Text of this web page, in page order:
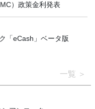
）政策金利発表
「eCash」ベータ版
一覧